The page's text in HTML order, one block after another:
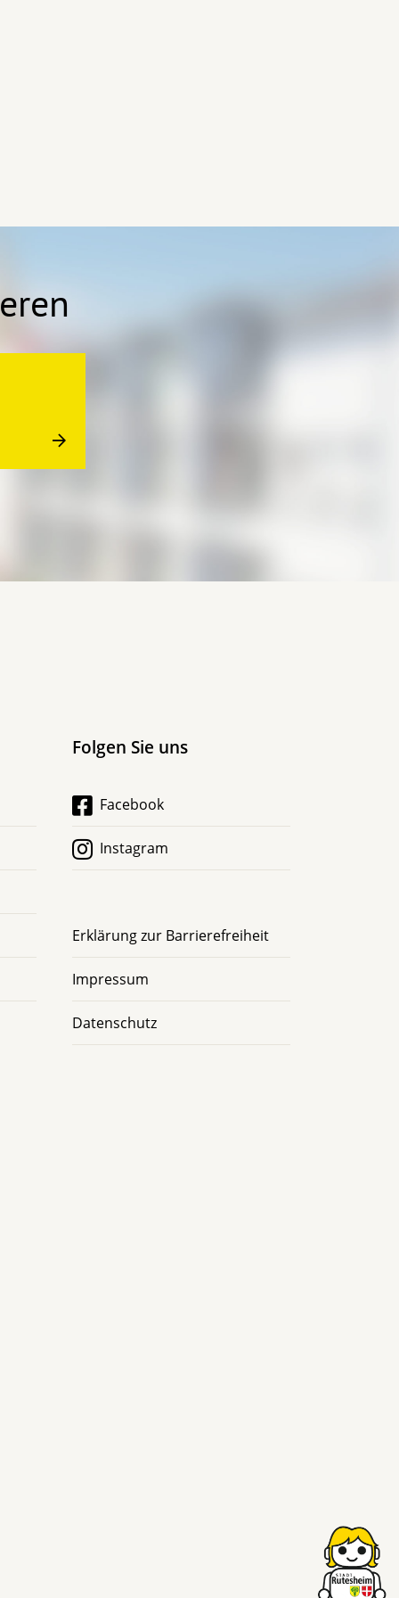
Folgen Sie uns
Facebook
Instagram
Erklärung zur Barrierefreiheit
Impressum
Datenschutz